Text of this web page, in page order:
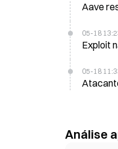
Aave
05-18
Exploit
05-18
Análise